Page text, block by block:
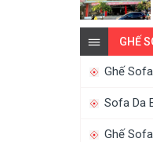
GHẾ
Ghế Sofa
Sofa Da
Ghế